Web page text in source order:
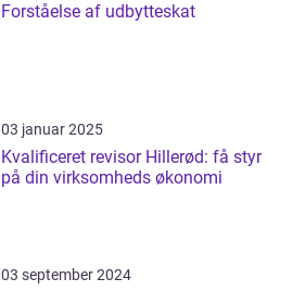
Forståelse af udbytteskat
03 januar 2025
Kvalificeret revisor Hillerød: få styr
på din virksomheds økonomi
03 september 2024